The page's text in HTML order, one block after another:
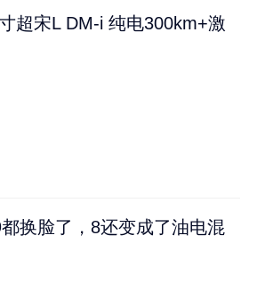
超宋L DM-i 纯电300km+激
换脸了，8还变成了油电混